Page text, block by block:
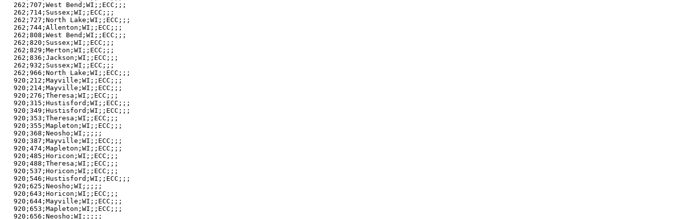
262;707;West Bend;WI;;ECC;;;
262;714;Sussex;WI;;ECC;;;
262;727;North Lake;WI;;ECC;;;
262;744;Allenton;WI;;ECC;;;
262;808;West Bend;WI;;ECC;;;
262;820;Sussex;WI;;ECC;;;
262;829;Merton;WI;;ECC;;;
262;836;Jackson;WI;;ECC;;;
262;932;Sussex;WI;;ECC;;;
262;966;North Lake;WI;;ECC;;;
920;212;Mayville;WI;;ECC;;;
920;214;Mayville;WI;;ECC;;;
920;276;Theresa;WI;;ECC;;;
920;315;Hustisford;WI;;ECC;;;
920;349;Hustisford;WI;;ECC;;;
920;353;Theresa;WI;;ECC;;;
920;355;Mapleton;WI;;ECC;;;
920;368;Neosho;WI;;;;;
920;387;Mayville;WI;;ECC;;;
920;474;Mapleton;WI;;ECC;;;
920;485;Horicon;WI;;ECC;;;
920;488;Theresa;WI;;ECC;;;
920;537;Horicon;WI;;ECC;;;
920;546;Hustisford;WI;;ECC;;;
920;625;Neosho;WI;;;;;
920;643;Horicon;WI;;ECC;;;
920;644;Mayville;WI;;ECC;;;
920;653;Mapleton;WI;;ECC;;;
920;656;Neosho;WI;;;;;